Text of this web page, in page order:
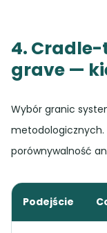
4.
grave —
Wybór granic
metodologicznych.
porównywalność
Podejście